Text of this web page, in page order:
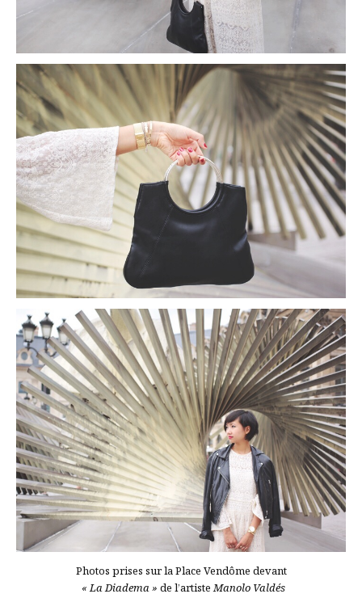
Photos prises sur la Place Vendôme devant
« La Diadema » de l’artisteManolo Valdés